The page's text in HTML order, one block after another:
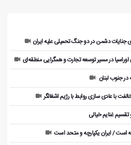
جنایات دشمن در دو جنگ تحمیلی علیه ایران
اوراسیا در مسیر توسعه تجارت و همگرایی منطقه‌ای
در جنوب لبنان
با عادی سازی روابط با رژیم اشغالگر
غنایم خیالی
است / ایران یکپارچه و متحد است